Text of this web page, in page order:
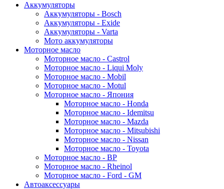
Аккумуляторы
Аккумуляторы - Bosch
Аккумуляторы - Exide
Аккумуляторы - Varta
Мото аккумуляторы
Моторное масло
Моторное масло - Castrol
Моторное масло - Liqui Moly
Моторное масло - Mobil
Моторное масло - Motul
Моторное масло - Япония
Моторное масло - Honda
Моторное масло - Idemitsu
Моторное масло - Mazda
Моторное масло - Mitsubishi
Моторное масло - Nissan
Моторное масло - Toyota
Моторное масло - BP
Моторное масло - Rheinol
Моторное масло - Ford - GM
Автоаксессуары